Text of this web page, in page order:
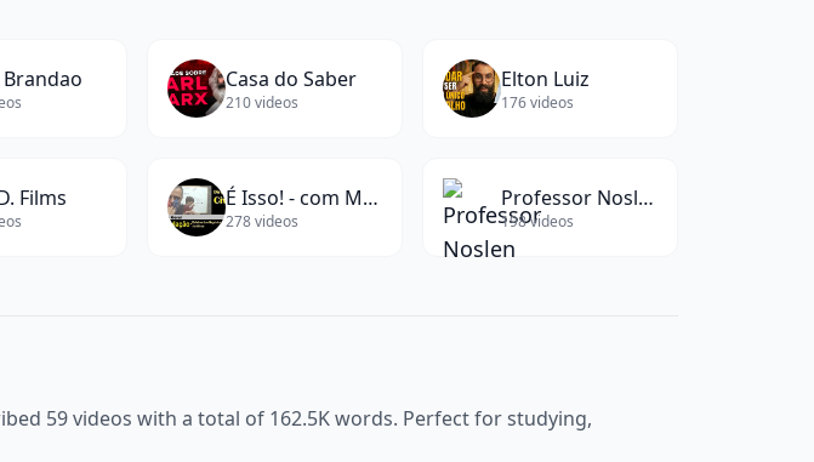
Brandao Casa do Saber
210videos
Elton Luiz
176videos
Films É Isso! - com Marco Evangelista
278videos
Professor Noslen
198videos
59videos with a total of 162.5Kwords. Perfect for studying,